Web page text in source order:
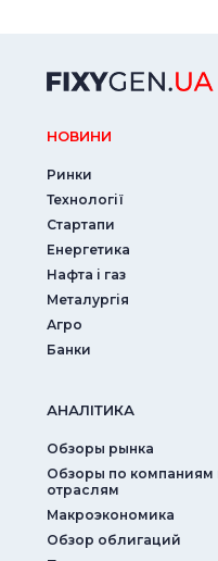
НОВИНИ
Ринки
Технології
Стартапи
Енергетика
Нафта і газ
Металургія
Агро
Банки
АНАЛIТИКА
Обзоры рынка
Обзоры по компаниям
отраслям
Макроэкономика
Обзор облигаций